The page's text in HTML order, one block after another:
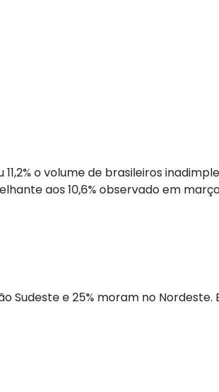
o volume de brasileiros
aos 10,6% observado em
Sudeste e 25% moram no